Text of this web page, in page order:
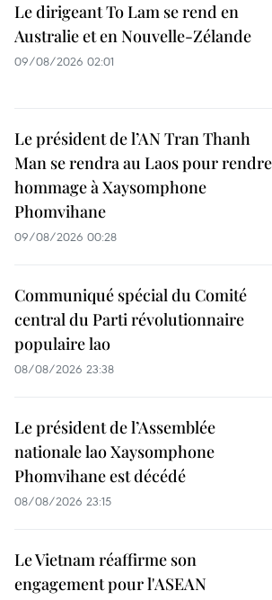
Le dirigeant To Lam se rend en
Australie et en Nouvelle-Zélande
09/08/2026 02:01
Le président de l’AN Tran Thanh
Man se rendra au Laos pour rendre
hommage à Xaysomphone
Phomvihane
09/08/2026 00:28
Communiqué spécial du Comité
central du Parti révolutionnaire
populaire lao
08/08/2026 23:38
Le président de l’Assemblée
nationale lao Xaysomphone
Phomvihane est décédé
08/08/2026 23:15
Le Vietnam réaffirme son
engagement pour l'ASEAN